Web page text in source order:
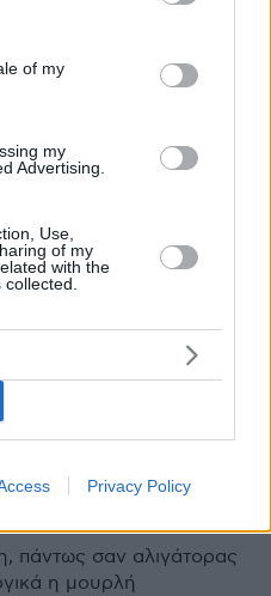
and its third-party tags to
purposes in below Google
of my
my
Advertising.
Use,
of my
with the
Privacy Policy
για τη χρηματοδότηση
με ασφάλεια
πάντως σαν αλιγάτορας
η μουρλή